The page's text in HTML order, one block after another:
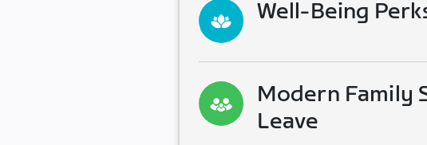
Well-Being
Modern Family
Leave